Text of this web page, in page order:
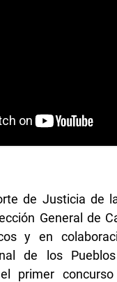
de Justicia de
General de
y en
de los
primer concurso